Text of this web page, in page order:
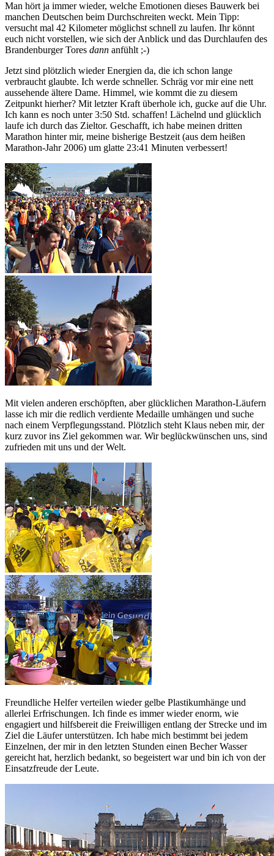
Man hört ja immer wieder, welche Emotionen dieses Bauwerk bei
manchen Deutschen beim Durchschreiten weckt. Mein Tipp:
versucht mal 42 Kilometer möglichst schnell zu laufen. Ihr könnt
euch nicht vorstellen, wie sich der Anblick und das Durchlaufen des
Brandenburger Tores dann anfühlt ;-)
Jetzt sind plötzlich wieder Energien da, die ich schon lange
verbraucht glaubte. Ich werde schneller. Schräg vor mir eine nett
aussehende ältere Dame. Himmel, wie kommt die zu diesem
Zeitpunkt hierher? Mit letzter Kraft überhole ich, gucke auf die Uhr.
Ich kann es noch unter 3:50 Std. schaffen! Lächelnd und glücklich
laufe ich durch das Zieltor. Geschafft, ich habe meinen dritten
Marathon hinter mir, meine bisherige Bestzeit (aus dem heißen
Marathon-Jahr 2006) um glatte 23:41 Minuten verbessert!
Mit vielen anderen erschöpften, aber glücklichen Marathon-Läufern
lasse ich mir die redlich verdiente Medaille umhängen und suche
nach einem Verpflegungsstand. Plötzlich steht Klaus neben mir, der
kurz zuvor ins Ziel gekommen war. Wir beglückwünschen uns, sind
zufrieden mit uns und der Welt.
Freundliche Helfer verteilen wieder gelbe Plastikumhänge und
allerlei Erfrischungen. Ich finde es immer wieder enorm, wie
engagiert und hilfsbereit die Freiwilligen entlang der Strecke und im
Ziel die Läufer unterstützen. Ich habe mich bestimmt bei jedem
Einzelnen, der mir in den letzten Stunden einen Becher Wasser
gereicht hat, herzlich bedankt, so begeistert war und bin ich von der
Einsatzfreude der Leute.